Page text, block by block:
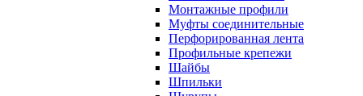
Монтажные профили
Муфты соединительные
Перфорированная лента
Профильные крепежи
Шайбы
Шпильки